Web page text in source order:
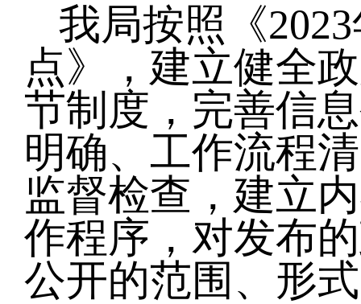
我局按照《
点》，建立健全
节制度，完善信
明确、工作流程
监督检查，建立
作程序，对发布
公开的范围、形